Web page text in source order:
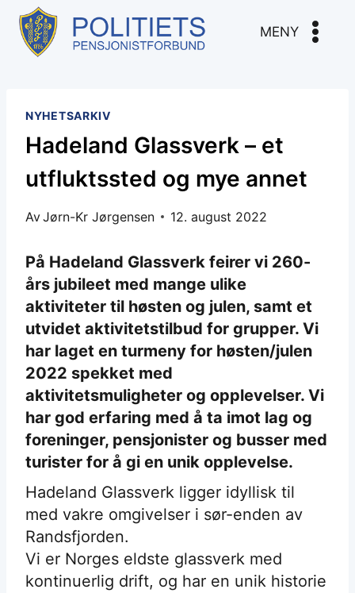
Skip
content
MENY
NYHETSARKIV
Hadeland Glassverk – et
utfluktssted og mye annet
AvJørn-Kr Jørgensen 12. august 2022
På Hadeland Glassverk feirer vi 260-
års jubileet med mange ulike
aktiviteter til høsten og julen, samt et
utvidet aktivitetstilbud for grupper. Vi
har laget en turmeny for høsten/julen
2022 spekket med
aktivitetsmuligheter og opplevelser. Vi
har god erfaring med å ta imot lag og
foreninger, pensjonister og busser med
turister for å gi en unik opplevelse.
Hadeland Glassverk ligger idyllisk til
med vakre omgivelser i sør-enden av
Randsfjorden.
Vi er Norges eldste glassverk med
kontinuerlig drift, og har en unik historie